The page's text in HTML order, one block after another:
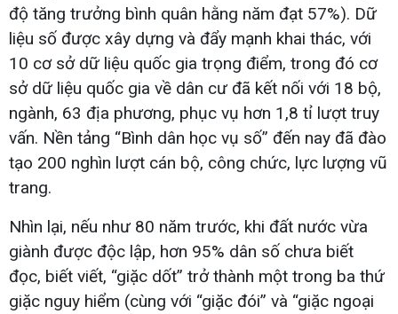
độ tăng trưởng bình quân hằng năm đạt 57%). Dữ
liệu số được xây dựng và đẩy mạnh khai thác, với
10 cơ sở dữ liệu quốc gia trọng điểm, trong đó cơ
sở dữ liệu quốc gia về dân cư đã kết nối với 18 bộ,
ngành, 63 địa phương, phục vụ hơn 1,8 tỉ lượt truy
vấn. Nền tảng “Bình dân học vụ số” đến nay đã đào
tạo 200 nghìn lượt cán bộ, công chức, lực lượng vũ
trang.
Nhìn lại, nếu như 80 năm trước, khi đất nước vừa
giành được độc lập, hơn 95% dân số chưa biết
đọc, biết viết, “giặc dốt” trở thành một trong ba thứ
giặc nguy hiểm (cùng với “giặc đói” và “giặc ngoại